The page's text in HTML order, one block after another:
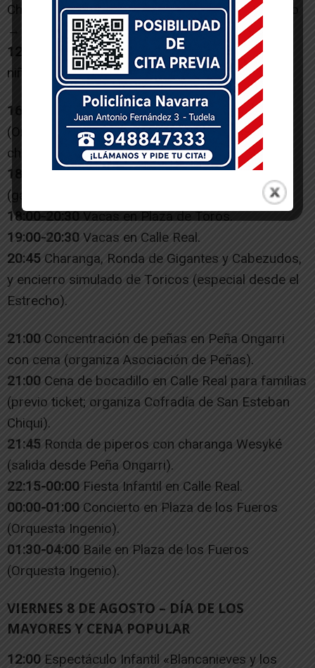
Chiqui (recorrido: Parroquia → Calle Barrio Nuevo
→ Calle Real → Parroquia).
12:00
Imposición de pañuelos de la Cofradía a
niños/as nacidos en 2024.
16:00-17:30 Concierto en Plaza de los Fueros
(Orquesta Ingenio) + subida al Estrecho con
charanga.
18:00
Encierro de reses bravas por el Estrecho
(ganadería Arriazu de Ablitas).
18:00-20:30Vacas en Plaza de Toros.
19:00-20:30 Vacas en Calle Real.
20:45 Charanga, Ronda de Gigantes y Cabezudos,
y encierro simulado de Toricos (especial desde el
Estrecho).
21:00 Concentración de peñas en Peña Ongarri
con cena (organiza Asociación de Peñas).
21:00 Cena de bocadillo en Calle Real para familias
(previo ticket; organiza Cofradía de San Esteban
Chiqui).
21:45 Ronda de piperos con charanga Wesyké
(salida desde Peña Ongarri).
22:15-00:00 Fiesta Infantil en Calle Real.
00:00-01:00 Concierto en Plaza de los Fueros
(Orquesta Ingenio).
01:30-04:00 Baile en Plaza de los Fueros
(Orquesta Ingenio).
VIERNES 8 DE AGOSTO – DÍA DE LOS
MAYORES Y CENA POPULAR
12:00 Espectáculo Infantil «Blancanieves y los